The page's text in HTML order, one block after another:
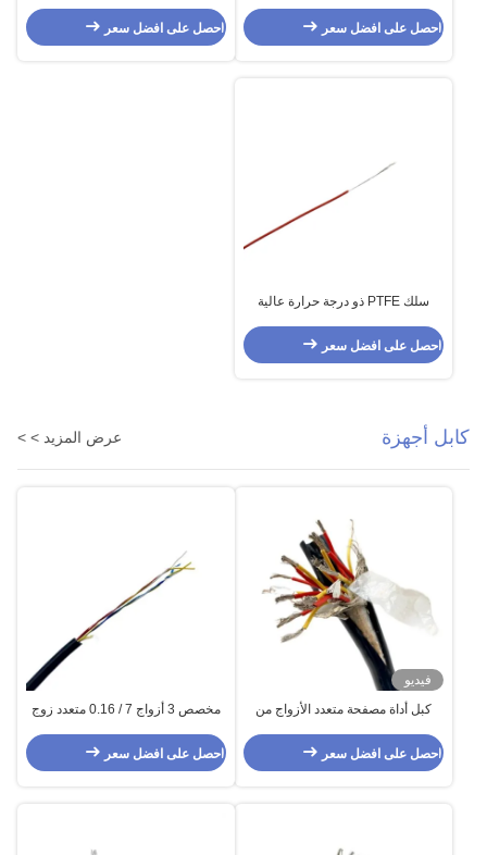
AWG
احصل على افضل سعر
احصل على افضل سعر
سلك PTFE ذو درجة حرارة عالية
احصل على افضل سعر
كابل أجهزة عرض المزيد > >
فيديو
كبل أداة مصفحة متعدد الأزواج من
احصل على افضل سعر
مخصص 3 أزواج 7 / 0.16 متعدد زوج
سيليكون غمد
احصل على افضل سعر